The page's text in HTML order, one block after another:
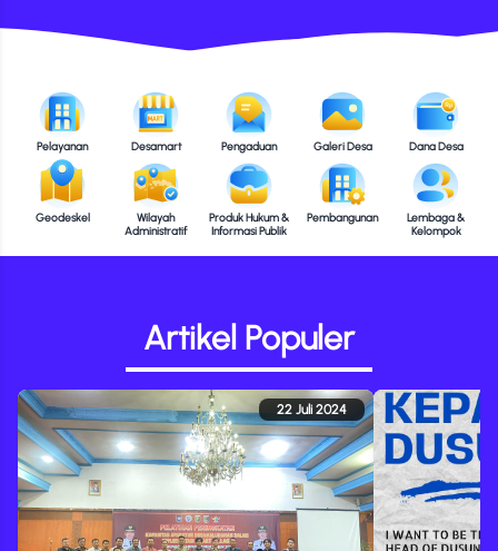
Pelayanan Desamart Pengaduan Galeri Desa Dana Desa
Geodeskel
Wilayah
Administratif
Produk Hukum &
Informasi Publik
Pembangunan
Lembaga &
Kelompok
Artikel Populer
22 Juli 2024